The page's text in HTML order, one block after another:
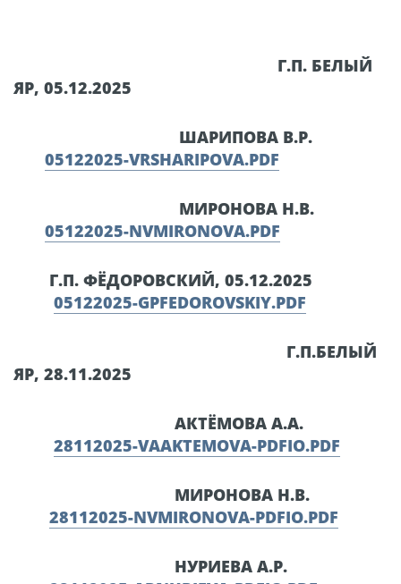
Г.П. БЕЛЫЙ
ЯР, 05.12.2025
ШАРИПОВА В.Р.
05122025-VRSHARIPOVA.PDF
МИРОНОВА Н.В.
05122025-NVMIRONOVA.PDF
Г.П. ФЁДОРОВСКИЙ, 05.12.2025
05122025-GPFEDOROVSKIY.PDF
Г.П.БЕЛЫЙ
ЯР, 28.11.2025
АКТЁМОВА А.А.
28112025-VAAKTEMOVA-PDFIO.PDF
МИРОНОВА Н.В.
28112025-NVMIRONOVA-PDFIO.PDF
НУРИЕВА А.Р.